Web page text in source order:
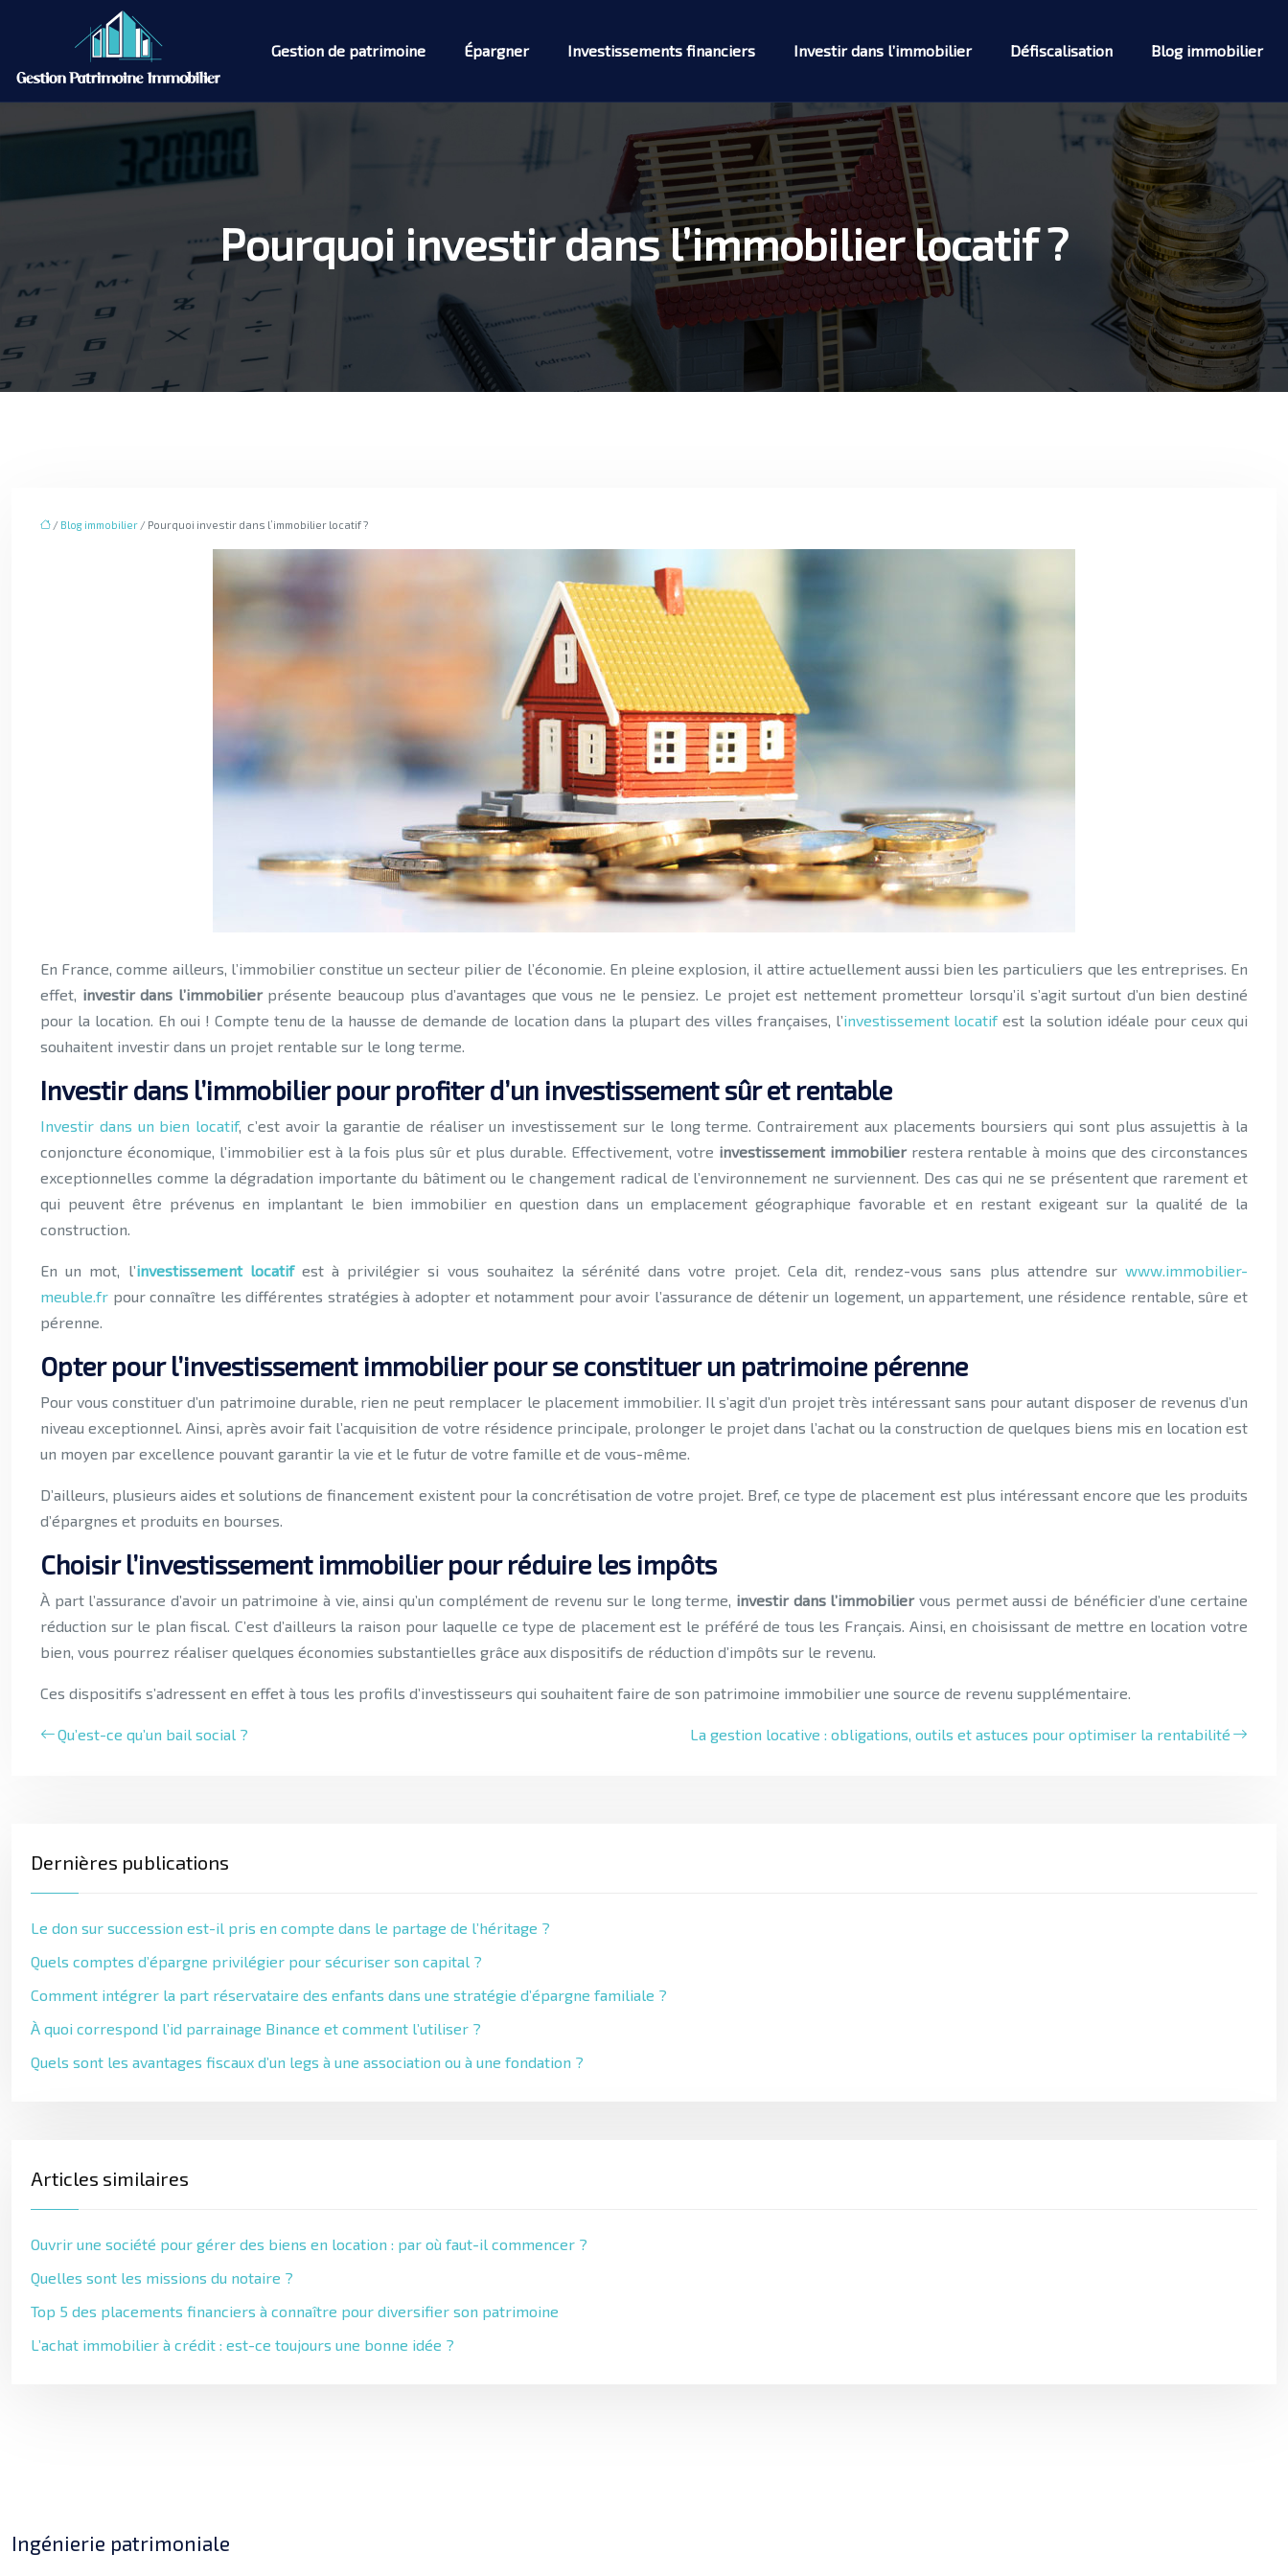
Gestion de patrimoine Épargner Investissements financiers Investir dans l’immobilier Défiscalisation Blog immobilier
Pourquoi investir dans l’immobilier locatif ?
/ Blog immobilier / Pourquoi investir dans l’immobilier locatif ?
En France, comme ailleurs, l’immobilier constitue un secteur pilier de l’économie. En pleine explosion, il attire actuellement aussi bien les particuliers que les entreprises. En
effet, investir dans l’immobilierprésente beaucoup plus d’avantages que vous ne le pensiez. Le projet est nettement prometteur lorsqu’il s’agit surtout d’un bien destiné
pour la location. Eh oui ! Compte tenu de la hausse de demande de location dans la plupart des villes françaises, l’investissement locatifest la solution idéale pour ceux qui
souhaitent investir dans un projet rentable sur le long terme.
Investir dans l’immobilier pour profiter d’un investissement sûr et rentable
Investir dans un bien locatif, c’est avoir la garantie de réaliser un investissement sur le long terme. Contrairement aux placements boursiers qui sont plus assujettis à la
conjoncture économique, l’immobilier est à la fois plus sûr et plus durable. Effectivement, votre investissement immobilierrestera rentable à moins que des circonstances
exceptionnelles comme la dégradation importante du bâtiment ou le changement radical de l’environnement ne surviennent. Des cas qui ne se présentent que rarement et
qui peuvent être prévenus en implantant le bien immobilier en question dans un emplacement géographique favorable et en restant exigeant sur la qualité de la
construction.
En un mot, l’investissement locatif est à privilégier si vous souhaitez la sérénité dans votre projet. Cela dit, rendez-vous sans plus attendre surwww.immobilier-
meuble.fr pour connaître les différentes stratégies à adopter et notamment pour avoir l’assurance de détenir un logement, un appartement, une résidence rentable, sûre et
pérenne.
Opter pour l’investissement immobilier pour se constituer un patrimoine pérenne
Pour vous constituer d’un patrimoine durable, rien ne peut remplacer le placement immobilier. Il s’agit d’un projet très intéressant sans pour autant disposer de revenus d’un
niveau exceptionnel. Ainsi, après avoir fait l’acquisition de votre résidence principale, prolonger le projet dans l’achat ou la construction de quelques biens mis en location est
un moyen par excellence pouvant garantir la vie et le futur de votre famille et de vous-même.
D’ailleurs, plusieurs aides et solutions de financement existent pour la concrétisation de votre projet. Bref, ce type de placement est plus intéressant encore que les produits
d’épargnes et produits en bourses.
Choisir l’investissement immobilier pour réduire les impôts
À part l’assurance d’avoir un patrimoine à vie, ainsi qu’un complément de revenu sur le long terme, investir dans l’immobiliervous permet aussi de bénéficier d’une certaine
réduction sur le plan fiscal. C’est d’ailleurs la raison pour laquelle ce type de placement est le préféré de tous les Français. Ainsi, en choisissant de mettre en location votre
bien, vous pourrez réaliser quelques économies substantielles grâce aux dispositifs de réduction d’impôts sur le revenu.
Ces dispositifs s’adressent en effet à tous les profils d’investisseurs qui souhaitent faire de son patrimoine immobilier une source de revenu supplémentaire.
Qu’est-ce qu’un bail social ? La gestion locative : obligations, outils et astuces pour optimiser la rentabilité
Dernières publications
Le don sur succession est-il pris en compte dans le partage de l’héritage ?
Quels comptes d’épargne privilégier pour sécuriser son capital ?
Comment intégrer la part réservataire des enfants dans une stratégie d’épargne familiale ?
À quoi correspond l’id parrainage Binance et comment l’utiliser ?
Quels sont les avantages fiscaux d’un legs à une association ou à une fondation ?
Articles similaires
Ouvrir une société pour gérer des biens en location : par où faut-il commencer ?
Quelles sont les missions du notaire ?
Top 5 des placements financiers à connaître pour diversifier son patrimoine
L’achat immobilier à crédit : est-ce toujours une bonne idée ?
Ingénierie patrimoniale